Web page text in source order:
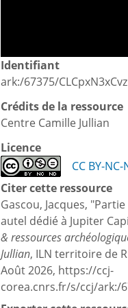
Identifiant
ark:/67375/
Crédits de la ressource
Centre Camille Jullian
Licence
CC BY-
Citer cette ressource
Gascou, Jacques,
autel dédié à Jupiter
& ressources
Jullian, ILN territoire de
Août 2026, https://ccj-
corea.cnrs.fr/s/ccj/ark:/